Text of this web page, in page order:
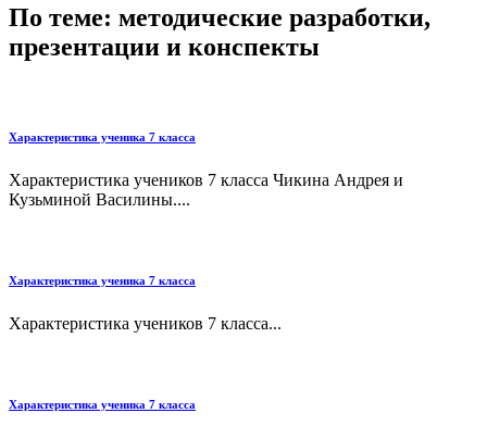
По теме: методические разработки,
презентации и конспекты
Характеристика ученика 7 класса
Характеристика учеников 7 класса Чикина Андрея и
Кузьминой Василины....
Характеристика ученика 7 класса
Характеристика учеников 7 класса...
Характеристика ученика 7 класса